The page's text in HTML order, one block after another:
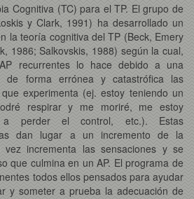
Cognitiva (TC) para el TP. El grupo de
y Clark, 1991) ha desarrollado un
la teoría cognitiva del TP (Beck, Emery
1986; Salkovskis, 1988) según la cual,
recurrentes lo hace debido a una
de forma errónea y catastrófica las
experimenta (ej. estoy teniendo un
respirar y me moriré, me estoy
a perder el control, etc.). Estas
dan lugar a un incremento de la
incrementa las sensaciones y se
que culmina en un AP. El programa de
todos ellos pensados para ayudar
y someter a prueba la adecuación de